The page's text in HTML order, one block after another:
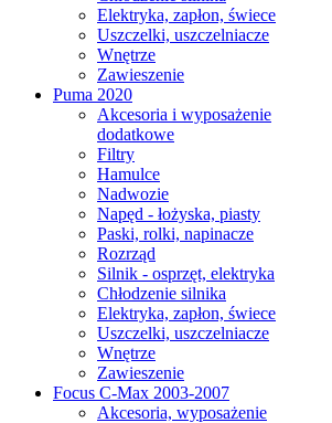
Elektryka, zapłon, świece
Uszczelki, uszczelniacze
Wnętrze
Zawieszenie
Puma 2020
Akcesoria i wyposażenie
dodatkowe
Filtry
Hamulce
Nadwozie
Napęd - łożyska, piasty
Paski, rolki, napinacze
Rozrząd
Silnik - osprzęt, elektryka
Chłodzenie silnika
Elektryka, zapłon, świece
Uszczelki, uszczelniacze
Wnętrze
Zawieszenie
Focus C-Max 2003-2007
Akcesoria, wyposażenie